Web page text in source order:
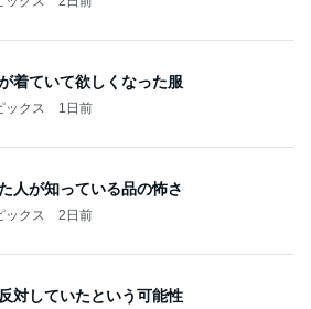
着ていて欲しくなった服
ックス 1日前
人が知っている品の怖さ
ックス 2日前
対していたという可能性